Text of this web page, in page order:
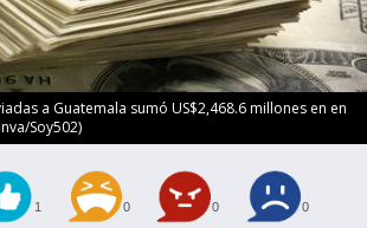
a Guatemala sumó US$2,468.6 millones en en
Soy502)
1 0 0 0